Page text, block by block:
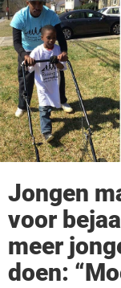
Jongen
voor
meer
doen: